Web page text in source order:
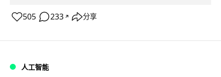
505 233 ↗ 分享
人工智能